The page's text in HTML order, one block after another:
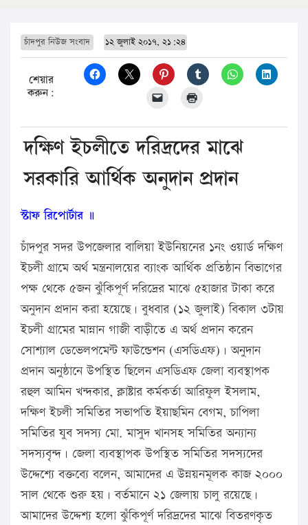
চাঁদপুর নিউজ সংবাদ ১২ জুলাই ২০১৭, ২১:২৪
শেয়ার
করুন:
দক্ষিণ ইচলীতে দরিদ্রদের মাঝে
সরকারি আর্থিক অনুদান প্রদান
স্টাফ রিপোর্টার ॥
চাঁদপুর সদর উপজেলার বালিয়া ইউনিয়নের ১নং ওয়ার্ড দক্ষিণ
ইচলী গ্রামে অর্থ মন্ত্রনালয়ের ব্যাংক আর্থিক প্রতিষ্ঠান বিভাগের
পক্ষ থেকে ৫জন ঝুঁকিপূর্ণ দরিদ্রের মাঝে ৫হাজার টাকা করে
অনুদান প্রদান করা হয়েছে। বুধবার (১২ জুলাই) বিকাল ৩টায়
ইচলী গ্রামের মান্নান গাজী বাড়ীতে এ অর্থ প্রদান করেন
সোশ্যাল ডেভেলপমেন্ট ফাউন্ডেশন (এসডিএফ)। অনুদান
প্রদান অনুষ্ঠানে উপস্থিত ছিলেন এসডিএফ জেলা ব্যবস্থাপক
রহুল আমিন খন্দকার, ক্লাষ্টার কর্মকর্তা আরিফুল ইসলাম,
দক্ষিণ ইচলী সমিতির সভাপতি ইয়াছমিন বেগম, চাপিলা
সমিতির যুব সদস্য মো. মাসুদ খানসহ সমিতির অন্যান্য
সদস্যবৃন্দ। জেলা ব্যবস্থাপক উপস্থিত সমিতির সদস্যদের
উদ্দেশ্যে বক্তব্যে বলেন, আমাদের এ উন্নয়নমূলক কাজ ২০০০
সাল থেকে শুরু হয়। বর্তমানে ২১ জেলায় চালু রয়েছে।
আমাদের উদ্দেশ্য হলো ঝুঁকিপূর্ণ দরিদ্রদের মাঝে বিতরণকৃত